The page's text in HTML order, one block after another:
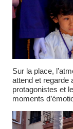
Sur la place,
attend et regarde
protagonistes et
moments